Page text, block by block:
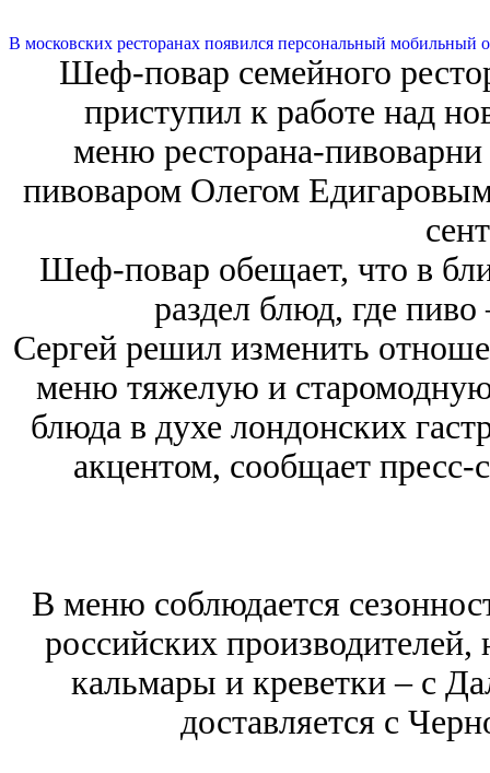
В московских ресторанах появился персональный мобильный
Шеф-повар семейного
приступил к работе над
меню ресторана-
пивоваром Олегом
Шеф-повар обещает, что в
раздел блюд, где
Сергей решил изменить
меню тяжелую и
блюда в духе лондонских
акцентом, сообщает
В меню соблюдается
российских
кальмары и креветки – с
доставляется с